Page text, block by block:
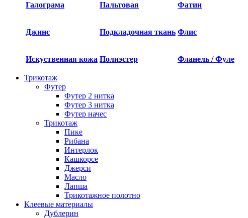
Галограма Пальтовая Фатин
Джинс Подкладочная ткань Флис
Искуственная кожа Полиэстер Фланель / Фуле
Трикотаж
Футер
Футер 2 нитка​
Футер 3 нитка​
Футер начес
Трикотаж
Пике
Рибана
Интерлок
Кашкорсе
Джерси
Масло
Лапша
Трикотажное полотно
Клеевые материалы
Дублерин